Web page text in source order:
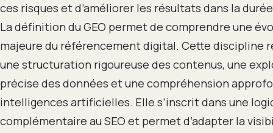
ces risques et d’améliorer les résultats dans la
La définition du GEO permet de comprendre une
majeure du référencement digital. Cette discipline
une structuration rigoureuse des contenus, une
précise des données et une compréhension
intelligences artificielles. Elle s’inscrit dans une
complémentaire au SEO et permet d’adapter la